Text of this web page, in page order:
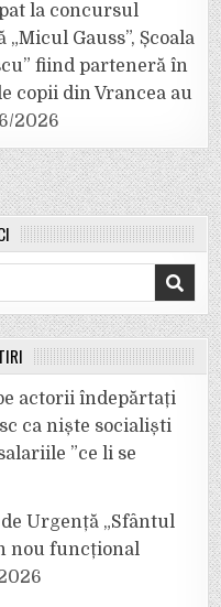
la concursul
Gauss”, Școala
fiind parteneră în
copii din Vrancea au
2026
actorii îndepărtați
ca niște socialiști
”ce li se
Urgență „Sfântul
nou funcțional